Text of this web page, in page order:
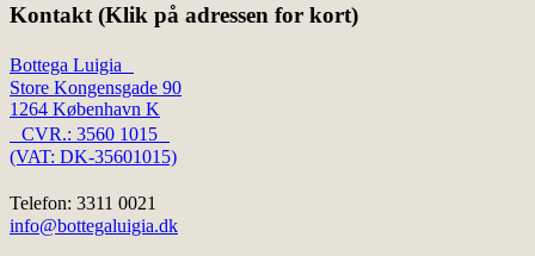
Kontakt (Klik på adressen for kort)
Bottega Luigia
Store Kongensgade 90
1264 København K
CVR.: 3560 1015
(VAT: DK-35601015)
Telefon: 3311 0021
info@bottegaluigia.dk